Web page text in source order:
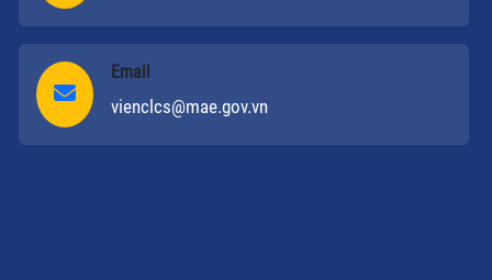
Email
vienclcs@mae.gov.vn